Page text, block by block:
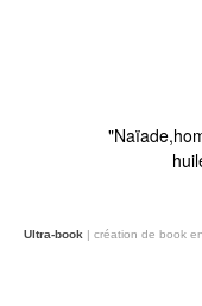
Ultra-book | création de book